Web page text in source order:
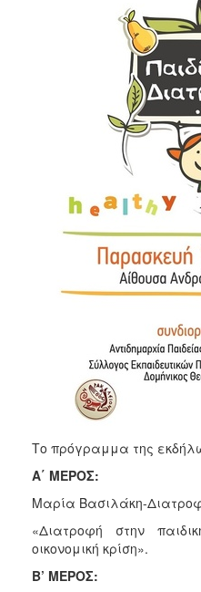
Το πρόγραμμα της
Α΄ ΜΕΡΟΣ:
Μαρία Βασιλάκη-
«Διατροφή στην
οικονομική κρίση».
Β’ ΜΕΡΟΣ: